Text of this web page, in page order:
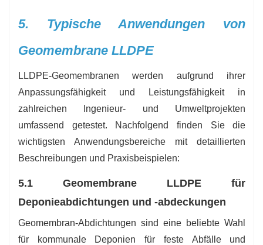
5. Typische Anwendungen von
Geomembrane LLDPE
LLDPE-Geomembranen werden aufgrund ihrer
Anpassungsfähigkeit und Leistungsfähigkeit in
zahlreichen Ingenieur- und Umweltprojekten
umfassend getestet. Nachfolgend finden Sie die
wichtigsten Anwendungsbereiche mit detaillierten
Beschreibungen und Praxisbeispielen:
5.1 Geomembrane LLDPE für
Deponieabdichtungen und -abdeckungen
Geomembran-Abdichtungen sind eine beliebte Wahl
für kommunale Deponien für feste Abfälle und